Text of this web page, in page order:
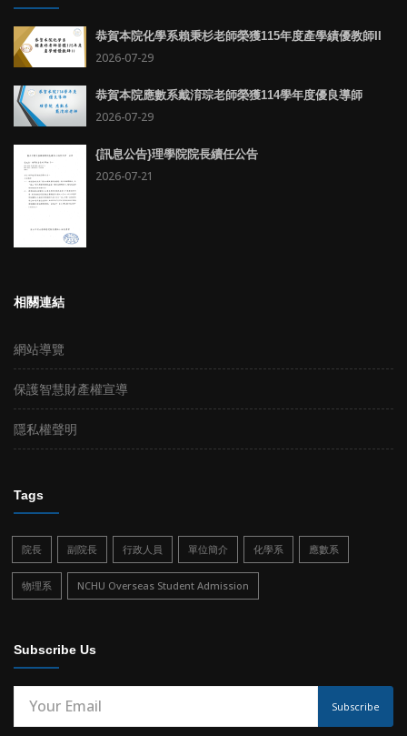
恭賀本院化學系賴秉杉老師榮獲115年度產學績優教師II
2026-07-29
恭賀本院應數系戴淯琮老師榮獲114學年度優良導師
2026-07-29
{訊息公告}理學院院長續任公告
2026-07-21
相關連結
網站導覽
保護智慧財產權宣導
隱私權聲明
Tags
院長 副院長 行政人員 單位簡介 化學系 應數系
物理系 NCHU Overseas Student Admission
Subscribe Us
Subscribe